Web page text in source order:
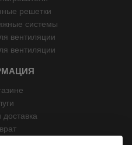
решетки
системы
вентиляции
вентиляции